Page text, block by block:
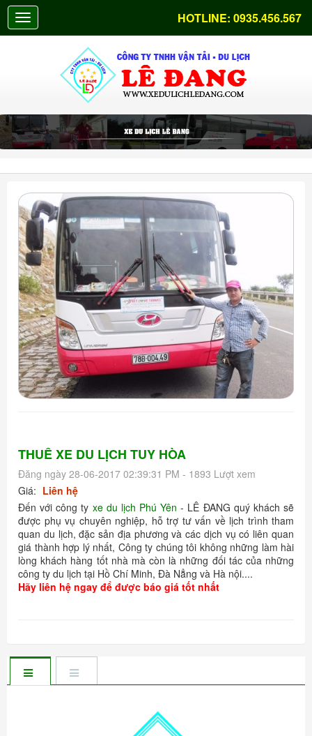
HOTLINE: 0935.456.567
THUÊ XE DU LỊCH TUY HÒA
Đăng ngày 28-06-2017 02:39:31 PM - 1893 Lượt xem
Giá: Liên hệ
Đến với công ty xe du lịch Phú Yên - LÊ ĐANG quý khách sẽ
được phụ vụ chuyên nghiệp, hỗ trợ tư vấn về lịch trình tham
quan du lịch, đặc sản địa phương và các dịch vụ có liên quan
giá thành hợp lý nhất, Công ty chúng tôi không những làm hài
lòng khách hàng tốt nhà mà còn là những đối tác của những
công ty du lịch tại Hồ Chí Minh, Đà Nẳng và Hà nội....
Hãy liên hệ ngay để được báo giá tốt nhất